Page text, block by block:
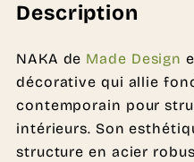
Description
NAKA de Made Design
décorative qui allie
contemporain pour
intérieurs. Son
structure en acier